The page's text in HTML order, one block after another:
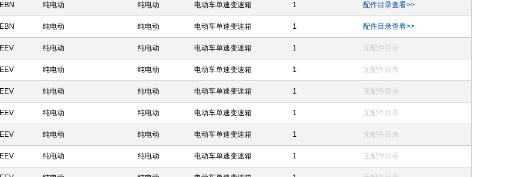
EBN 纯电动 纯电动 电动车单速变速箱 1 配件目录查看>>
EBN 纯电动 纯电动 电动车单速变速箱 1 配件目录查看>>
EEV 纯电动 纯电动 电动车单速变速箱 1 无配件目录
EEV 纯电动 纯电动 电动车单速变速箱 1 无配件目录
EEV 纯电动 纯电动 电动车单速变速箱 1 无配件目录
EEV 纯电动 纯电动 电动车单速变速箱 1 无配件目录
EEV 纯电动 纯电动 电动车单速变速箱 1 无配件目录
EEV 纯电动 纯电动 电动车单速变速箱 1 无配件目录